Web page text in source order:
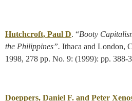
Hutchcroft, Paul D. “Booty
the Philippines”. Ithaca and London,
1998, 278 pp. No. 9: (1999): pp. 388-
Doeppers, Daniel F. and Peter